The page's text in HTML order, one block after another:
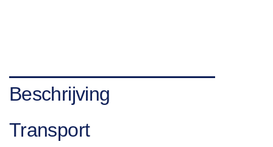
Beschrijving
Transport